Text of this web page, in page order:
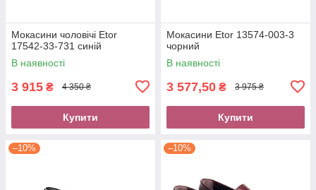
Мокасини чоловічі Etor
17542-33-731 синій
В наявності
3 915 ₴ 4 350 ₴
Купити
Мокасини Etor 13574-003-3
чорний
В наявності
3 577,50 ₴ 3 975 ₴
Купити
–10% –10%